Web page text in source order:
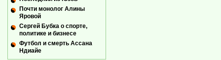
Почти монолог Алины
Яровой
Сергей Бубка о спорте,
политике и бизнесе
Футбол и смерть Ассана
Ндиайе